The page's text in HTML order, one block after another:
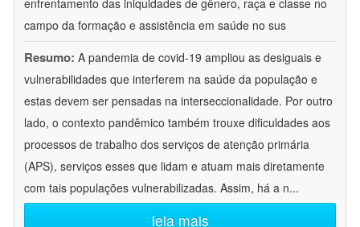
enfrentamento das iniquidades de gênero, raça e classe no
campo da formação e assistência em saúde no sus
Resumo: A pandemia de covid-19 ampliou as desiguais e
vulnerabilidades que interferem na saúde da população e
estas devem ser pensadas na interseccionalidade. Por outro
lado, o contexto pandêmico também trouxe dificuldades aos
processos de trabalho dos serviços de atenção primária
(APS), serviços esses que lidam e atuam mais diretamente
com tais populações vulnerabilizadas. Assim, há a n...
leia mais